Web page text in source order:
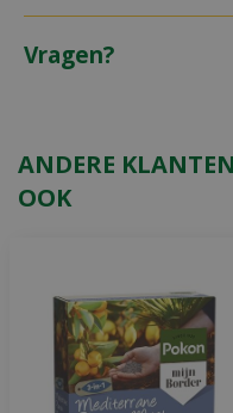
Vragen?
ANDERE
OOK